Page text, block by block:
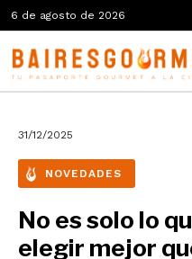
6 de agosto de 2026
31/12/2025
NOVEDADES
No es solo lo
elegir mejor